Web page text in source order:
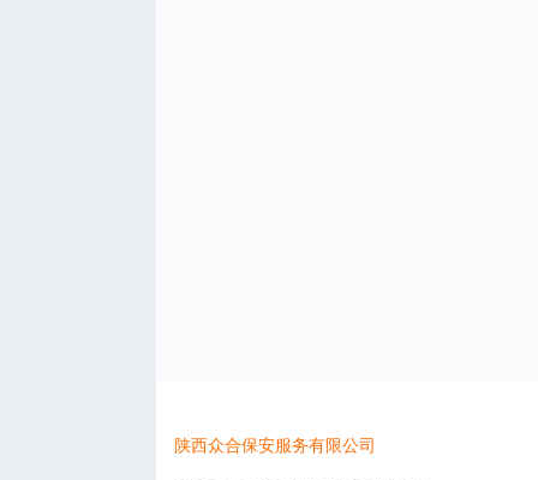
陕西众合保安服务有限公司